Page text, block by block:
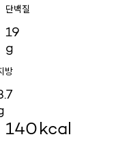
단백질
19
g
방
140kcal